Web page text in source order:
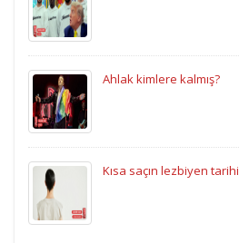
Ahlak kimlere kalmış?
Kısa saçın lezbiyen tarihi